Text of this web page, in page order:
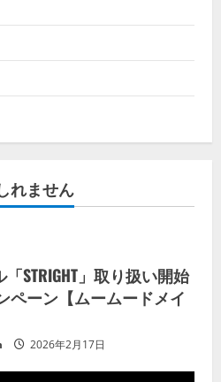
れません
STRIGHT」取り扱い開始
ペーン【ムームードメイ
2026年2月17日